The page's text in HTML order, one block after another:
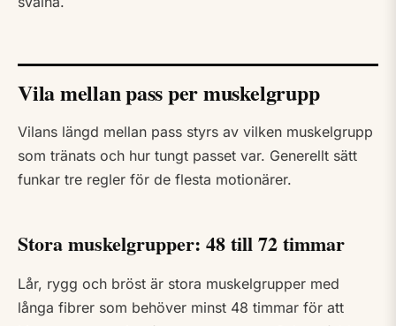
Vila mellan pass per muskelgrupp
Vilans längd mellan pass styrs av vilken muskelgrupp
som tränats och hur tungt passet var. Generellt sätt
funkar tre regler för de flesta motionärer.
Stora muskelgrupper: 48 till 72 timmar
Lår, rygg och bröst är stora muskelgrupper med
långa fibrer som behöver minst 48 timmar för att